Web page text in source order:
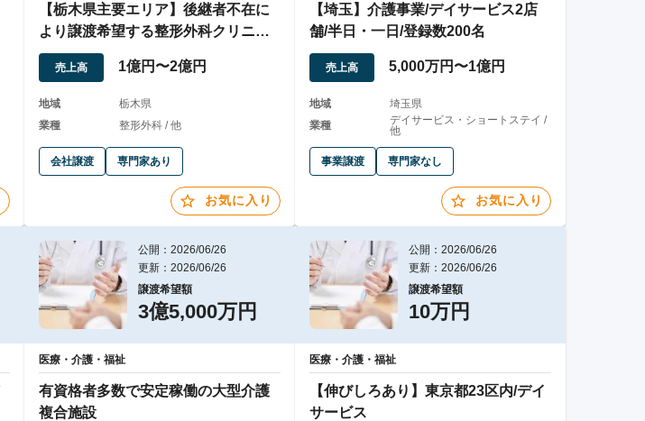
【栃木県主要エリア】後継者不在に
より譲渡希望する整形外科クリニッ
クと通所介護施設
売上高 1億円〜2億円
地域
栃木県
業種
整形外科 / 他
会社譲渡 専門家あり
お気に入り
【埼玉】介護事業/デイサービス2店
舗/半日・一日/登録数200名
売上高 5,000万円〜1億円
地域
埼玉県
業種
デイサービス・ショートステイ /
他
事業譲渡 専門家なし
お気に入り
公開：2026/06/26
更新：2026/06/26
譲渡希望額
3億5,000万円
医療・介護・福祉
有資格者多数で安定稼働の大型介護
複合施設
公開：2026/06/26
更新：2026/06/26
譲渡希望額
10万円
医療・介護・福祉
【伸びしろあり】東京都23区内/デイ
サービス